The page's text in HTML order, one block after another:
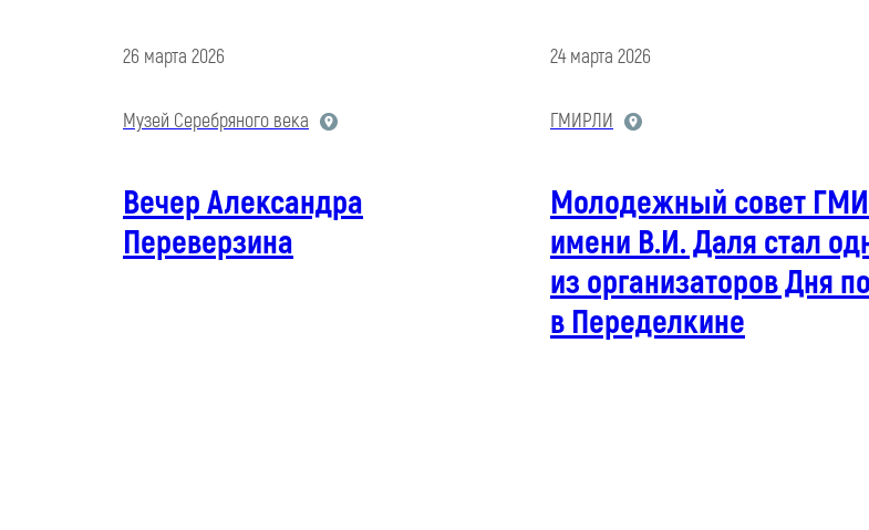
26 марта 2026
Музей Серебряного века
Вечер Александра
Переверзина
24 марта 2026
ГМИРЛИ
Молодежный совет
имени В.И. Даля стал
из организаторов Дня
в Переделкине